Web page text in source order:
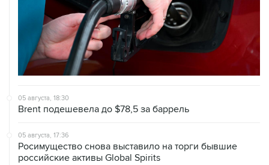
05 августа, 18:30
Brent подешевела до $78,5 за баррель
05 августа, 17:36
Росимущество снова выставило на торги бывшие
российские активы Global Spirits